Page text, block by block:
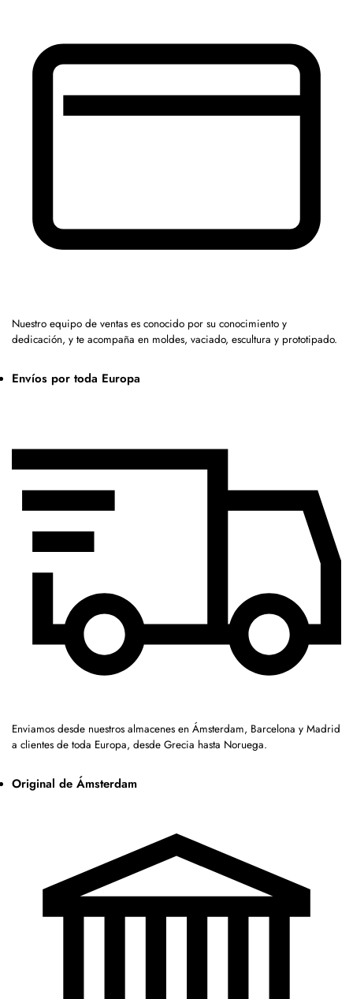
Nuestro equipo de ventas es conocido por su conocimiento y
dedicación, y te acompaña en moldes, vaciado, escultura y prototipado.
Envíos por toda Europa
Enviamos desde nuestros almacenes en Ámsterdam, Barcelona y Madrid
a clientes de toda Europa, desde Grecia hasta Noruega.
Original de Ámsterdam